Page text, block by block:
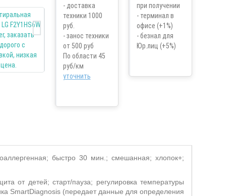
- доставка
техники 1000
руб.
- занос техники
от 500 руб
По области 45
руб/км
уточнить
при получении
- терминал в
офисе (+1%)
- безнал для
Юр.лиц (+5%)
быстро 30 мин.; смешанная; хлопок+;
от детей;старт/пауза; регулировка температуры
SmartDiagnosis(передает данные для определения